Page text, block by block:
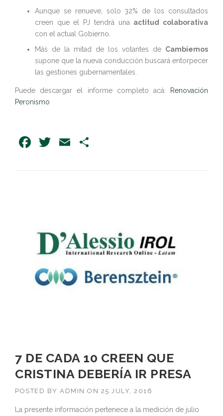
Aunque se renueve, solo 32% de los consultados
creen que el PJ tendrá una actitud colaborativa
con el actual Gobierno.
Más de la mitad de los votantes de Cambiemos
supone que la nueva conducción buscará entorpecer
las gestiones gubernamentales.
Puede descargar el informe completo acá: Renovación
Peronismo
Facebook
Twitter
Email
7 DE CADA 10 CREEN QUE
CRISTINA DEBERÍA IR PRESA
POSTED BY ADMIN ON 25 JULY, 2016
La presente información pertenece a la medición de julio